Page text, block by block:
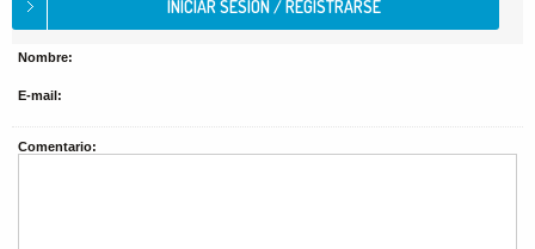
Nombre:
E-mail:
Comentario: